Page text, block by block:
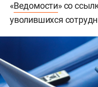
«Ведомости» со
уволившихся